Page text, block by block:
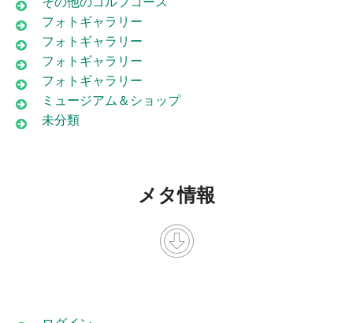
フォトギャラリー
フォトギャラリー
フォトギャラリー
フォトギャラリー
ミュージアム＆ショップ
未分類
メタ情報